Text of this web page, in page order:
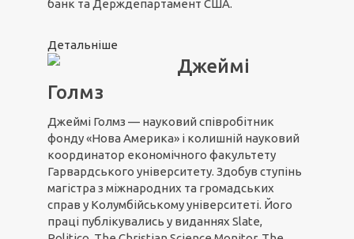
банк та Держдепартамент США.
Детальніше
Джеймі
Голмз
Джеймі Голмз — науковий співробітник
фонду «Нова Америка» і колишній науковий
координатор економічного факультету
Гарвардського університету. Здобув ступінь
магістра з міжнародних та громадських
справ у Колумбійському університеті. Його
праці публікувались у виданнях Slate,